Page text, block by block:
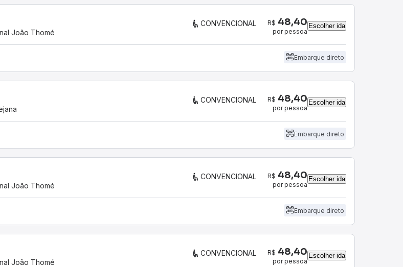
João Thomé
CONVENCIONAL R$ 48,40
por pessoa
Escolher ida
Embarque direto
CONVENCIONAL R$ 48,40
por pessoa
Escolher ida
Embarque direto
João Thomé
CONVENCIONAL R$ 48,40
por pessoa
Escolher ida
Embarque direto
João Thomé
CONVENCIONAL R$ 48,40
por pessoa
Escolher ida